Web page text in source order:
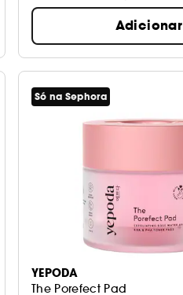
Adicionar
Só na Sephora
YEPODA
The Porefect Pad